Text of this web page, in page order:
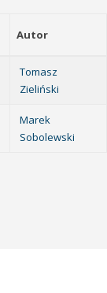
Autor
Tomasz
Zieliński
Marek
Sobolewski